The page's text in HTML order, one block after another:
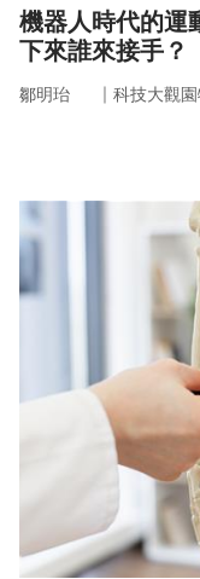
機器人時代的運
下來誰來接手？
鄒明珆 ｜ 科技大觀